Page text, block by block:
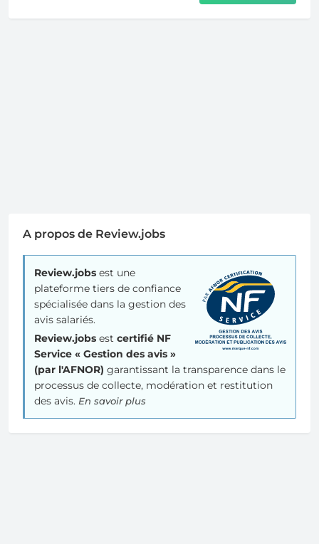
A propos de Review.jobs
Review.jobs est une
plateforme tiers de confiance
spécialisée dans la gestion des
avis salariés.
Review.jobs est certifié NF
Service « Gestion des avis »
(par l'AFNOR) garantissant la transparence dans le
processus de collecte, modération et restitution
des avis. En savoir plus